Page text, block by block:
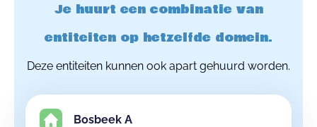
Je huurt een combinatie van
entiteiten op hetzelfde domein.
Deze entiteiten kunnen ook apart gehuurd worden.
Bosbeek A